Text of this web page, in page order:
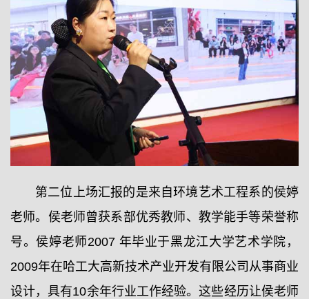
第二位上场汇报的是来自环境艺术工程系的侯婷
老师。侯老师曾获系部优秀教师、教学能手等荣誉称
号。侯婷老师2007 年毕业于黑龙江大学艺术学院，
2009年在哈工大高新技术产业开发有限公司从事商业
设计，具有10余年行业工作经验。这些经历让侯老师